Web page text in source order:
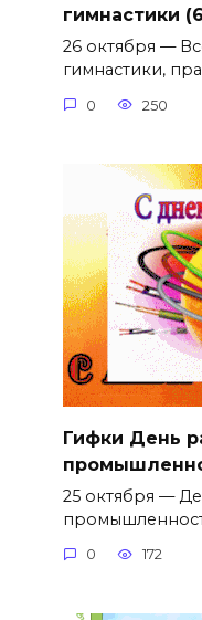
гимнастики
26 октября —
гимнастики,
0 250
Гифки День
25 октября —
0 172